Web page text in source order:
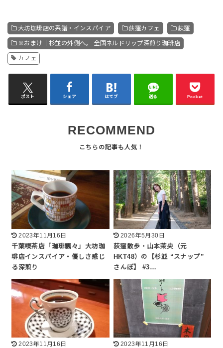
大坊珈琲店の系譜・インスパイア 荻窪カフェ 荻窪
※おまけ｜杉並の外側へ。 全国ネルドリップ深煎り珈琲店
カフェ
ポスト シェア はてブ 送る Pocket
RECOMMEND
2023年11月16日
千葉喫茶店「珈琲飄々」大坊珈
琲店インスパイア・優しさ感じ
る深煎り
2026年5月30日
荻窪散歩・山本茉央（元
HKT48）の【杉並 “スナップ”
さんぽ】 #3…
2023年11月16日
2023年11月16日